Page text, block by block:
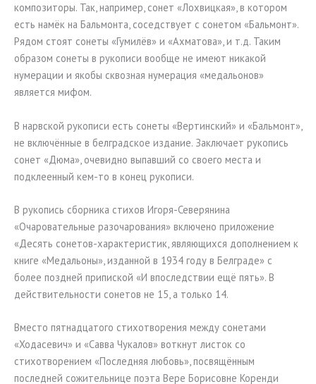
композиторы. Так, например, сонет «Лохвицкая», в котором
есть намёк на Бальмонта, соседствует с сонетом «Бальмонт».
Рядом стоят сонеты «Гумилёв» и «Ахматова», и т.д. Таким
образом сонеты в рукописи вообще не имеют никакой
нумерации и якобы сквозная нумерация «медальонов»
является мифом.
В нарвской рукописи есть сонеты «Вертинский» и «Бальмонт»,
не включённые в белградское издание. Заключает рукопись
сонет «Дюма», очевидно выпавший со своего места и
подклеенный кем-то в конец рукописи.
В рукопись сборника стихов Игоря-Северянина
«Очаровательные разочарования» включено приложение
«Десять сонетов-характеристик, являющихся дополнением к
книге «Медальоны», изданной в 1934 году в Белграде» с
более поздней припиской «И впоследствии ещё пять». В
действительности сонетов не 15, а только 14.
Вместо пятнадцатого стихотворения между сонетами
«Ходасевич» и «Савва Чукалов» воткнут листок со
стихотворением «Последняя любовь», посвящённым
последней сожительнице поэта Вере Борисовне Коренди